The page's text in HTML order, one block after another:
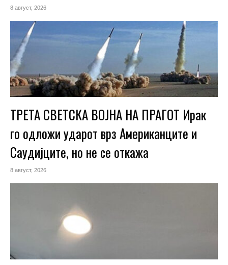
8 август, 2026
ТРЕТА СВЕТСКА ВОЈНА НА ПРАГОТ Ирак
го одложи ударот врз Американците и
Саудијците, но не се откажа
8 август, 2026